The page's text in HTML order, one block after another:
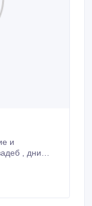
и
, дни